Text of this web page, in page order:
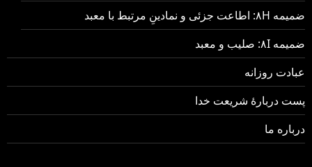
ضمیمه ۸H: اطاعت جزئی و نمادینِ مرتبط با معبد
ضمیمه ۸I: صلیب و معبد
عبادت روزانه
پست دربارهٔ شریعت خدا
درباره ما